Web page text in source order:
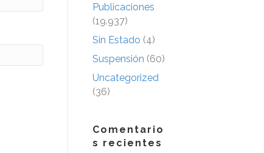
Publicaciones
(19.937)
Sin Estado (4)
Suspensión (60)
Uncategorized
(36)
Comentario
s recientes